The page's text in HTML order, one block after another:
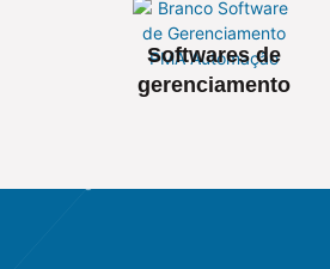
Softwares de
gerenciamento